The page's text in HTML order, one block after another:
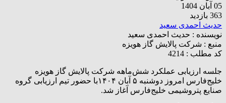
05 آبان 1404
363 بازدید
حدیث احمدی سعید
نویسنده : حدیث احمدی سعید
منبع : شرکت پالایش گاز هویزه
کد مطلب : 4214
جلسه ارزیابی عملکرد شش‌ماهه شرکت پالایش گاز هویزه
خلیج‌فارس امروز دوشنبه ۵ آبان ۱۴۰۴با حضور تیم ارزیابی گروه
صنایع پتروشیمی خلیج‌فارس آغاز شد.